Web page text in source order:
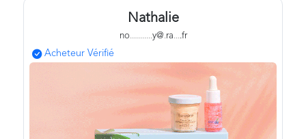
Nathalie
no...........y@.ra....fr
Acheteur Vérifié